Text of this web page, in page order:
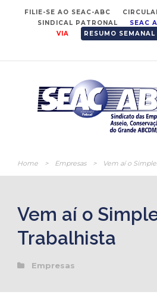
FILIE-SE AO SEAC-ABC
SINDICAL PATRONAL
SEAC
VIA
RESUMO
Home > Empresas > Vem aí o
Vem aí o
Trabalhista
Empresas